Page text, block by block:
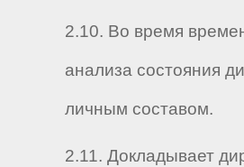
2.10. Во время
анализа состояния
личным составом.
2.11. Докладывает